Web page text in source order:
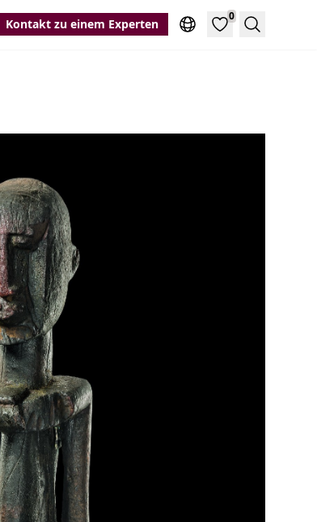
Kontakt zu einem Experten
0
Suche